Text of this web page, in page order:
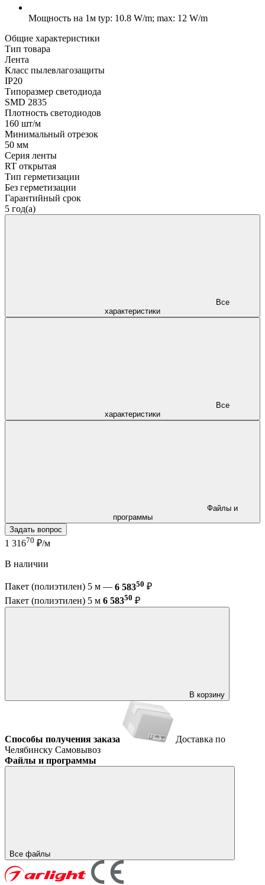
Мощность на 1м typ: 10.8 W/m; max: 12 W/m
Общие характеристики
Тип товара
Лента
Класс пылевлагозащиты
IP20
Типоразмер светодиода
SMD 2835
Плотность светодиодов
160 шт/м
Минимальный отрезок
50 мм
Серия ленты
RT открытая
Тип герметизации
Без герметизации
Гарантийный срок
5 год(а)
характеристики
характеристики
программы
Задать вопрос
1 31670 ₽/м
В наличии
Пакет (полиэтилен) 5 м — 6 58350 ₽
Пакет (полиэтилен) 5 м 6 58350 ₽
В корзину
Способы получения заказа
Доставка по
Челябинску Самовывоз
Файлы и программы
Все файлы